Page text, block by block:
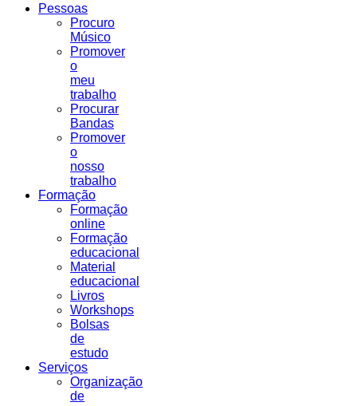
Pessoas
Procuro
Músico
Promover
o
meu
trabalho
Procurar
Bandas
Promover
o
nosso
trabalho
Formação
Formação
online
Formação
educacional
Material
educacional
Livros
Workshops
Bolsas
de
estudo
Serviços
Organização
de